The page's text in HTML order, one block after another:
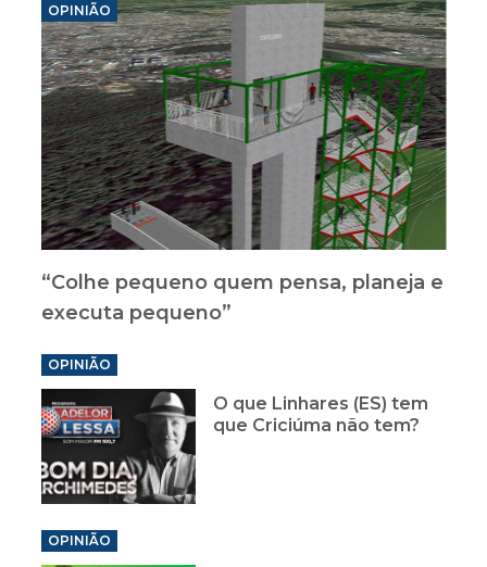
OPINIÃO
“Colhe pequeno quem pensa, planeja e
executa pequeno”
OPINIÃO
O que Linhares (ES) tem
que Criciúma não tem?
OPINIÃO